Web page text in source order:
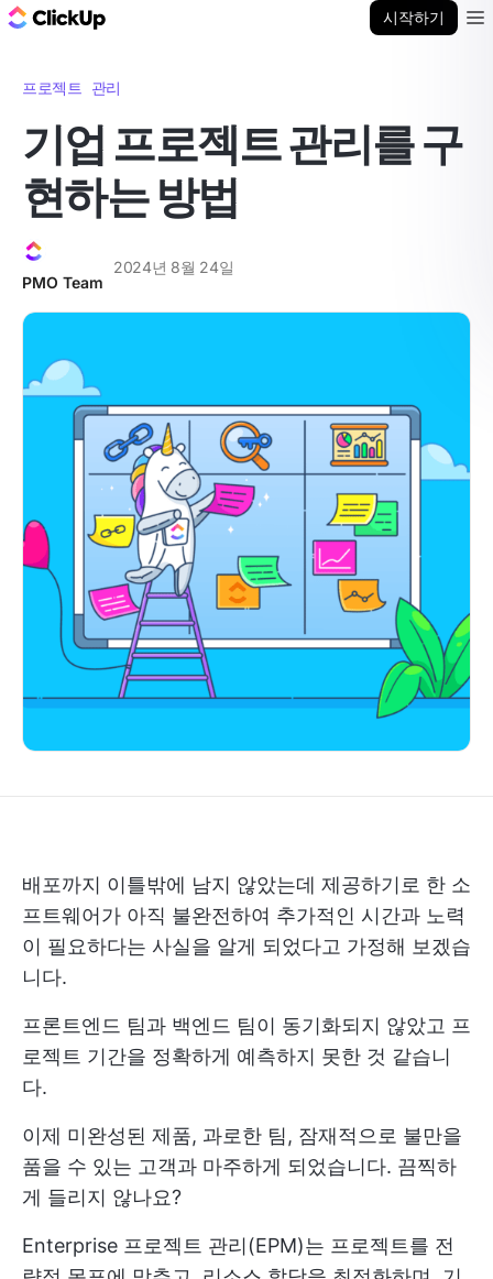
시작하기
프로젝트 관리
기업 프로젝트 관리를 구
현하는 방법
PMO Team
2024년 8월 24일
배포까지 이틀밖에 남지 않았는데 제공하기로 한 소
프트웨어가 아직 불완전하여 추가적인 시간과 노력
이 필요하다는 사실을 알게 되었다고 가정해 보겠습
니다.
프론트엔드 팀과 백엔드 팀이 동기화되지 않았고 프
로젝트 기간을 정확하게 예측하지 못한 것 같습니
다.
이제 미완성된 제품, 과로한 팀, 잠재적으로 불만을
품을 수 있는 고객과 마주하게 되었습니다. 끔찍하
게 들리지 않나요?
Enterprise 프로젝트 관리(EPM)는 프로젝트를 전